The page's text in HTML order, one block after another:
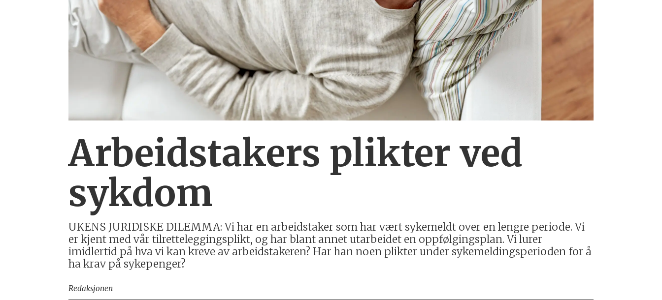
Arbeidstakers plikter ved
sykdom
UKENS JURIDISKE DILEMMA: Vi har en arbeidstaker som har vært sykemeldt over en lengre periode. Vi
er kjent med vår tilretteleggingsplikt, og har blant annet utarbeidet en oppfølgingsplan. Vi lurer
imidlertid på hva vi kan kreve av arbeidstakeren? Har han noen plikter under sykemeldingsperioden for å
ha krav på sykepenger?
Redaksjonen